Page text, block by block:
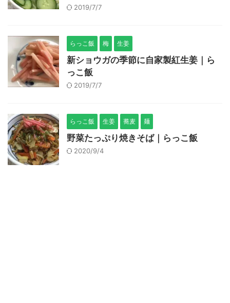
2019/7/7
らっこ飯 梅 生姜
新ショウガの季節に自家製紅生姜｜ら
っこ飯
2019/7/7
らっこ飯 生姜 蕎麦 麺
野菜たっぷり焼きそば｜らっこ飯
2020/9/4